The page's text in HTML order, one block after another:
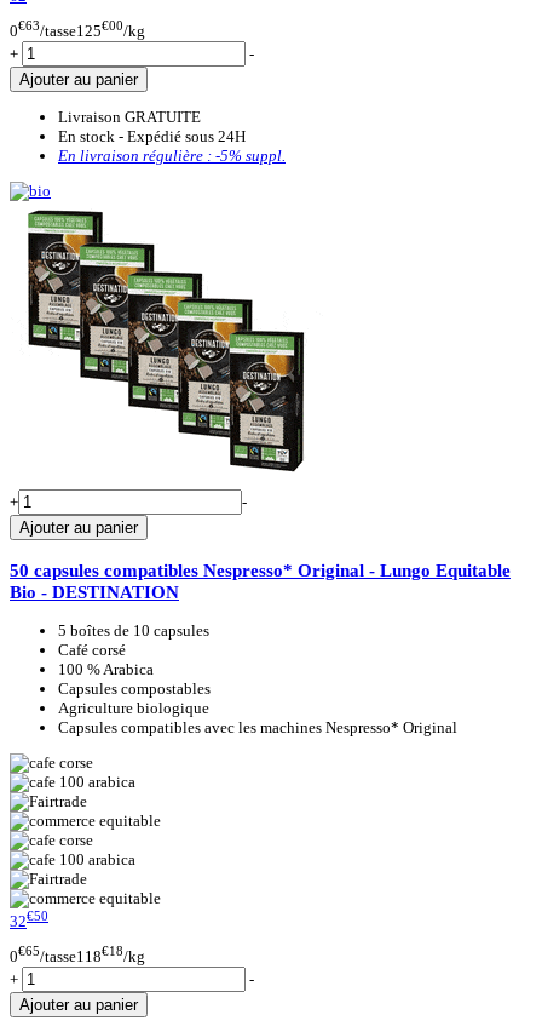
0€63/tasse125€00/kg
+
-
Ajouter au panier
Livraison GRATUITE
En stock - Expédié sous 24H
En livraison régulière : -5% suppl.
+
-
Ajouter au panier
50 capsules compatibles Nespresso* Original - Lungo Equitable
Bio - DESTINATION
5 boîtes de 10 capsules
Café corsé
100 % Arabica
Capsules compostables
Agriculture biologique
Capsules compatibles avec les machines Nespresso* Original
32€50
0€65/tasse118€18/kg
+
-
Ajouter au panier